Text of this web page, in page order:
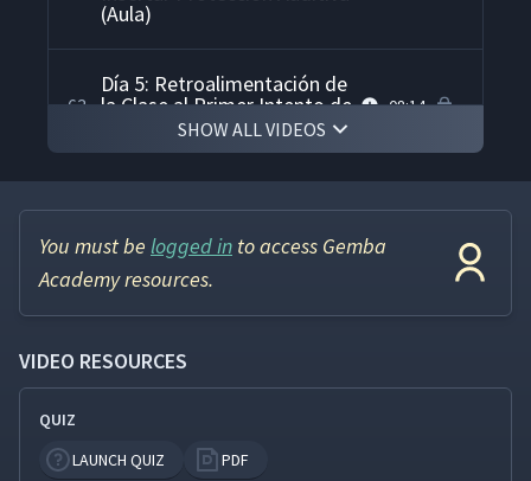
(Aula)
63
Día 5: Retroalimentación de
la Clase al Primer Intento de
Leslie en el Proceso JI (Aula)
08:14
64 de Cómo Crear un Paquete
de Trabajo (Aula)
16:21
65 Día 5: Implementando la 04:37
66
Parte 1 (Aula)
SHOW ALL VIDEOS
You must be logged in to access Gemba
Academy resources.
VIDEO RESOURCES
QUIZ
LAUNCH QUIZ
PDF